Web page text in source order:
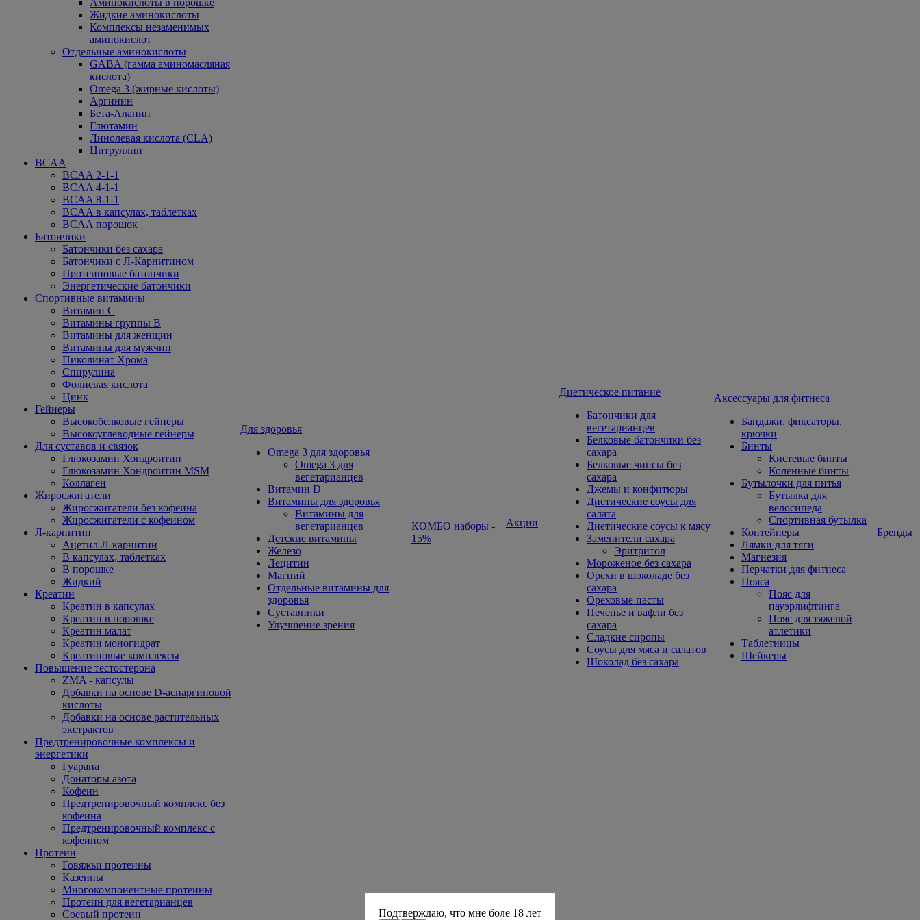
Аминокислоты в порошке
Жидкие аминокислоты
Комплексы незаменимых
аминокислот
Отдельные аминокислоты
GABA (гамма аминомасляная
кислота)
Omega 3 (жирные кислоты)
Аргинин
Бета-Аланин
Глютамин
Линолевая кислота (CLA)
Цитруллин
BCAA
BCAA 2-1-1
BCAA 4-1-1
BCAA 8-1-1
BCAA в капсулах, таблетках
BCAA порошок
Батончики
Батончики без сахара
Батончики с Л-Карнитином
Протеиновые батончики
Энергетические батончики
Спортивные витамины
Витамин С
Витамины группы В
Витамины для женщин
Витамины для мужчин
Пиколинат Хрома
Спирулина
Фолиевая кислота
Цинк
Гейнеры
Высокобелковые гейнеры
Высокоуглеводные гейнеры
Для суставов и связок
Глюкозамин Хондроитин
Глюкозамин Хондроитин MSM
Коллаген
Жиросжигатели
Жиросжигатели без кофеина
Жиросжигатели с кофеином
Л-карнитин
Ацетил-Л-карнитин
В капсулах, таблетках
В порошке
Жидкий
Креатин
Креатин в капсулах
Креатин в порошке
Креатин малат
Креатин моногидрат
Креатиновые комплексы
Повышение тестостерона
ZMA - капсулы
Добавки на основе D-аспаргиновой
кислоты
Добавки на основе растительных
экстрактов
Предтренировочные комплексы и
энергетики
Гуарана
Донаторы азота
Кофеин
Предтренировочный комплекс без
кофеина
Предтренировочный комплекс с
кофеином
Протеин
Говяжьи протеины
Казеины
Многокомпонентные протеины
Протеин для вегетарианцев
Соевый протеин
Для здоровья
Omega 3 для здоровья
Omega 3 для
вегетарианцев
Витамин D
Витамины для здоровья
Витамины для
вегетарианцев
Детские витамины
Железо
Лецитин
Магний
Отдельные витамины для
здоровья
Суставники
Улучшение зрения
КОМБО наборы -
15%
Акции
Диетическое питание
Батончики для
вегетарианцев
Белковые батончики без
сахара
Белковые чипсы без
сахара
Джемы и конфитюры
Диетические соусы для
салата
Диетические соусы к мясу
Заменители сахара
Эритритол
Мороженое без сахара
Орехи в шоколаде без
сахара
Ореховые пасты
Печенье и вафли без
сахара
Сладкие сиропы
Соусы для мяса и салатов
Шоколад без сахара
Aксессуары для фитнеса
Бандажи, фиксаторы,
крючки
Бинты
Кистевые бинты
Коленные бинты
Бутылочки для питья
Бутылка для
велосипеда
Спортивная бутылка
Контейнеры
Лямки для тяги
Магнезия
Перчатки для фитнеса
Пояса
Пояс для
пауэрлифтинга
Пояс для тяжелой
атлетики
Таблетницы
Шейкеры
Бренды
Подтверждаю, что мне боле 18 лет